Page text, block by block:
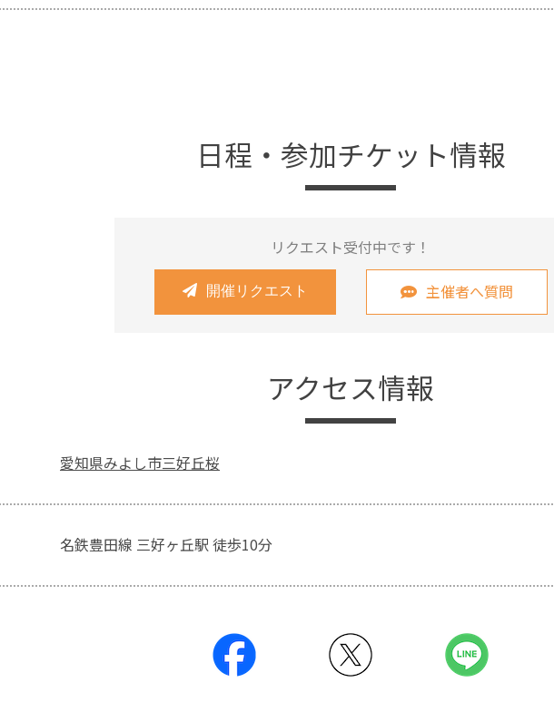
日程・参加チケット情報
リクエスト受付中です！
開催リクエスト 主催者へ質問
アクセス情報
愛知県みよし市三好丘桜
名鉄豊田線 三好ヶ丘駅 徒歩10分